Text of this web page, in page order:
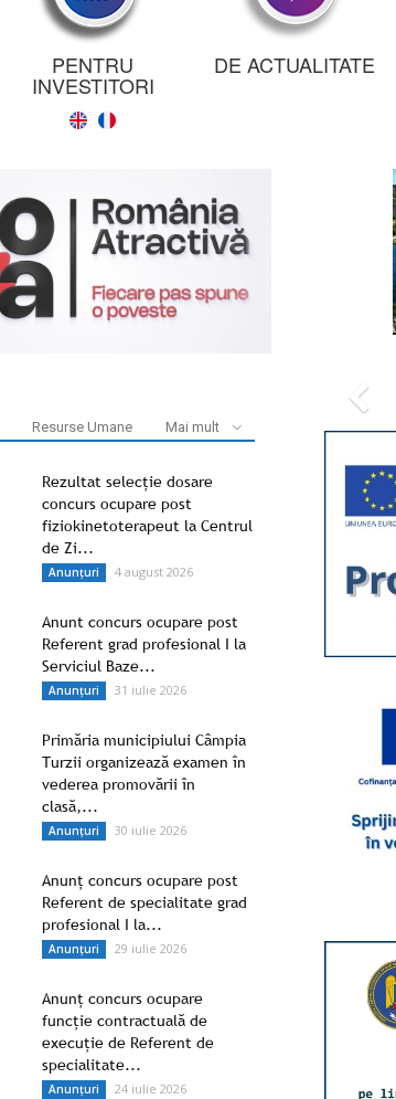
PENTRU
INVESTITORI
DE ACTUALITATE
Resurse Umane Mai mult
Rezultat selecție dosare
concurs ocupare post
fiziokinetoterapeut la Centrul
de Zi...
Anunțuri 4 august 2026
Anunt concurs ocupare post
Referent grad profesional I la
Serviciul Baze...
Anunțuri 31 iulie 2026
Primăria municipiului Câmpia
Turzii organizează examen în
vederea promovării în
clasă,...
Anunțuri 30 iulie 2026
Anunț concurs ocupare post
Referent de specialitate grad
profesional I la...
Anunțuri 29 iulie 2026
Anunț concurs ocupare
funcție contractuală de
execuție de Referent de
specialitate...
Anunțuri 24 iulie 2026